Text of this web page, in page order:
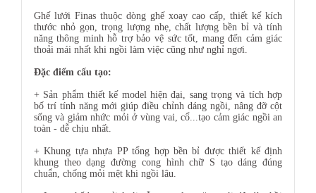
Ghế lưới Finas thuộc dòng ghế xoay cao cấp, thiết kế kích
thước nhỏ gọn, trọng lượng nhẹ, chất lượng bền bỉ và tính
năng thông minh hỗ trợ bảo vệ sức tốt, mang đến cảm giác
thoải mái nhất khi ngồi làm việc cũng như nghỉ ngơi.
Đặc điểm cấu tạo:
+ Sản phẩm thiết kế model hiện đại, sang trọng và tích hợp
bố trí tính năng mới giúp điều chỉnh dáng ngồi, nâng đỡ cột
sống và giảm nhức mỏi ở vùng vai, cổ...tạo cảm giác ngồi an
toàn - dễ chịu nhất.
+ Khung tựa nhựa PP tổng hợp bền bỉ được thiết kế định
khung theo dạng đường cong hình chữ S tạo dáng đúng
chuẩn, chống mỏi mệt khi ngồi lâu.